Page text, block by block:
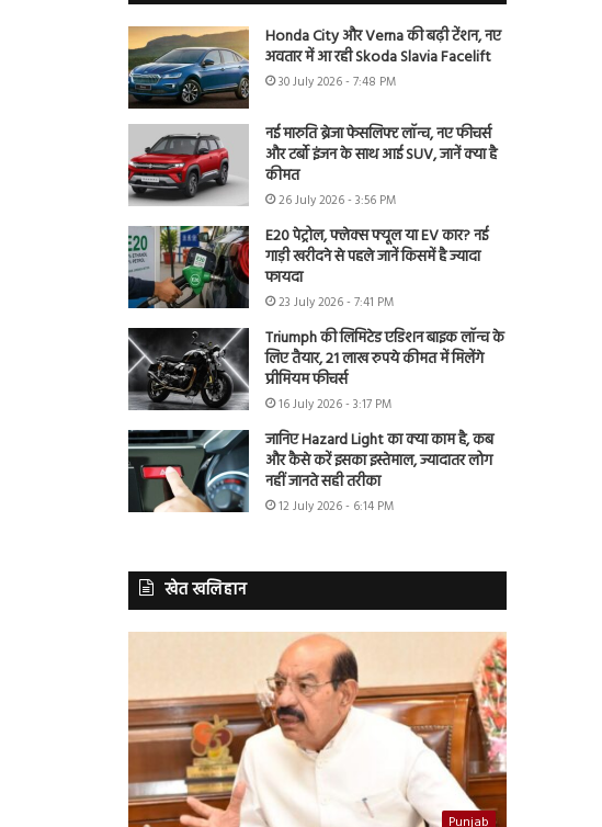
Honda City और Verna की बढ़ी टेंशन, नए
अवतार में आ रही Skoda Slavia Facelift
30 July 2026 - 7:48 PM
नई मारुति ब्रेजा फेसलिफ्ट लॉन्च, नए फीचर्स
और टर्बो इंजन के साथ आई SUV, जानें क्या है
कीमत
26 July 2026 - 3:56 PM
E20 पेट्रोल, फ्लेक्स फ्यूल या EV कार? नई
गाड़ी खरीदने से पहले जानें किसमें है ज्यादा
फायदा
23 July 2026 - 7:41 PM
Triumph की लिमिटेड एडिशन बाइक लॉन्च के
लिए तैयार, 21 लाख रुपये कीमत में मिलेंगे
प्रीमियम फीचर्स
16 July 2026 - 3:17 PM
जानिए Hazard Light का क्या काम है, कब
और कैसे करें इसका इस्तेमाल, ज्यादातर लोग
नहीं जानते सही तरीका
12 July 2026 - 6:14 PM
खेत खलिहान
Punjab